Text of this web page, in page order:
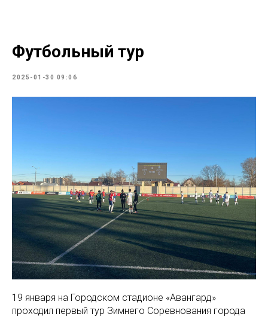
Футбольный тур
2025-01-30 09:06
19 января на Городском стадионе «Авангард»
проходил первый тур Зимнего Соревнования города